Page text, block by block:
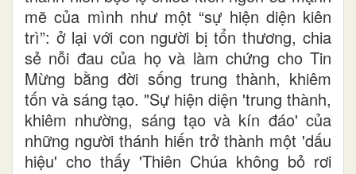
mẽ của mình như một “sự hiện diện kiên
trì”: ở lại với con người bị tổn thương, chia
sẻ nỗi đau của họ và làm chứng cho Tin
Mừng bằng đời sống trung thành, khiêm
tốn và sáng tạo. "Sự hiện diện 'trung thành,
khiêm nhường, sáng tạo và kín đáo' của
những người thánh hiến trở thành một 'dấu
hiệu' cho thấy 'Thiên Chúa không bỏ rơi